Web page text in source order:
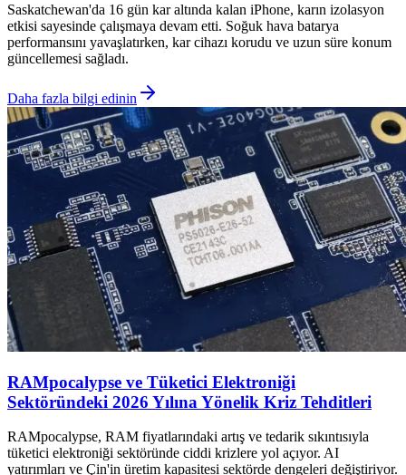
Saskatchewan'da 16 gün kar altında kalan iPhone, karın izolasyon
etkisi sayesinde çalışmaya devam etti. Soğuk hava batarya
performansını yavaşlatırken, kar cihazı korudu ve uzun süre konum
güncellemesi sağladı.
Daha fazla bilgi edinin
RAMpocalypse ve Tüketici Elektroniği
Sektöründeki 2026 Yılına Yönelik Kriz Tehditleri
RAMpocalypse, RAM fiyatlarındaki artış ve tedarik sıkıntısıyla
tüketici elektroniği sektöründe ciddi krizlere yol açıyor. AI
yatırımları ve Çin'in üretim kapasitesi sektörde dengeleri değiştiriyor.